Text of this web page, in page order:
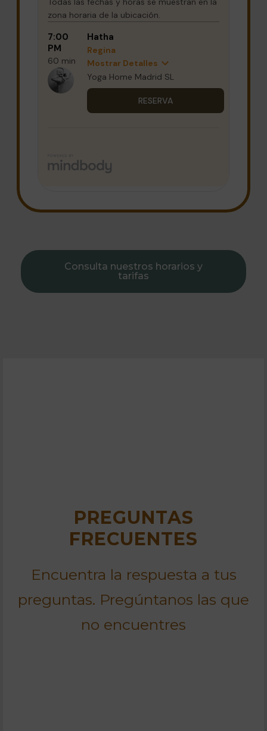
Consulta nuestros horarios y
tarifas
PREGUNTAS
FRECUENTES
Encuentra la respuesta a tus
preguntas. Pregúntanos las que
no encuentres